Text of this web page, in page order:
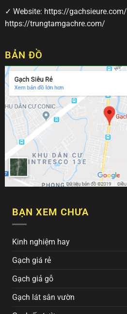
✓ Website: https://gachsieure.com/
https://trungtamgachre.com/
BẢN ĐỒ
BẠN XEM CHƯA
Kinh nghiệm hay
Gạch giá rẻ
Gạch giả gỗ
Gạch lát sân vườn